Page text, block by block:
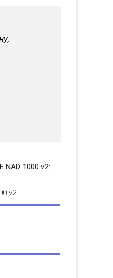
1000 v2:
v2